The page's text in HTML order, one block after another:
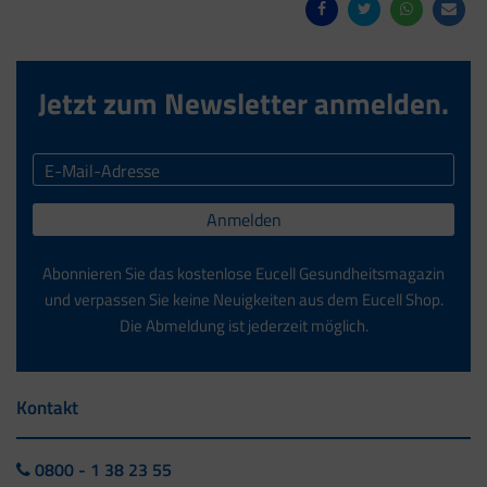
Jetzt zum Newsletter anmelden.
Anmelden
Abonnieren Sie das kostenlose Eucell Gesundheitsmagazin
und verpassen Sie keine Neuigkeiten aus dem Eucell Shop.
Die Abmeldung ist jederzeit möglich.
Kontakt
0800 - 1 38 23 55